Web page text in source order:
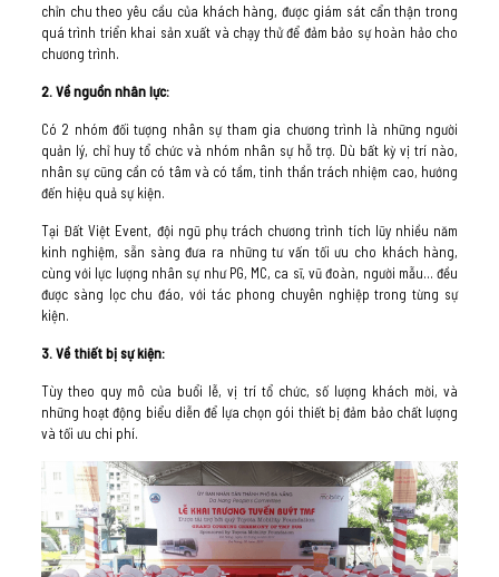
chỉn chu theo yêu cầu của khách hàng, được giám sát cẩn thận trong
quá trình triển khai sản xuất và chạy thử để đảm bảo sự hoàn hảo cho
chương trình.
2. Về nguồn nhân lực:
Có 2 nhóm đối tượng nhân sự tham gia chương trình là những người
quản lý, chỉ huy tổ chức và nhóm nhân sự hỗ trợ. Dù bất kỳ vị trí nào,
nhân sự cũng cần có tâm và có tầm, tinh thần trách nhiệm cao, hướng
đến hiệu quả sự kiện.
Tại Đất Việt Event, đội ngũ phụ trách chương trình tích lũy nhiều năm
kinh nghiệm, sẵn sàng đưa ra những tư vấn tối ưu cho khách hàng,
cùng với lực lượng nhân sự như PG, MC, ca sĩ, vũ đoàn, người mẫu… đều
được sàng lọc chu đáo, với tác phong chuyên nghiệp trong từng sự
kiện.
3. Về thiết bị sự kiện:
Tùy theo quy mô của buổi lễ, vị trí tổ chức, số lượng khách mời, và
những hoạt động biểu diễn để lựa chọn gói thiết bị đảm bảo chất lượng
và tối ưu chi phí.